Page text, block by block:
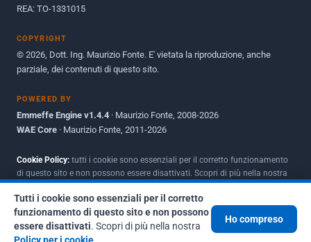
REA: TO-1331015
COPYRIGHT
© 2026, Dott. Ing. Maurizio Fonte. E' vietata la riproduzione, anche
parziale, dei contenuti di questo sito.
POWERED BY
Emmeffe Engine v1.4.4 · Maurizio Fonte, 2008-2026
WAE Core · Maurizio Fonte, 2011-2026
Cookie Policy: tutti i cookie sono essenziali per il corretto funzionamento
di questo sito e non possono essere disattivati. Scopri di più nella nostra
Tutti i cookie sono essenziali per il corretto
funzionamento di questo sito e non possono
essere disattivati. Scopri di più nella nostra
Ho compreso